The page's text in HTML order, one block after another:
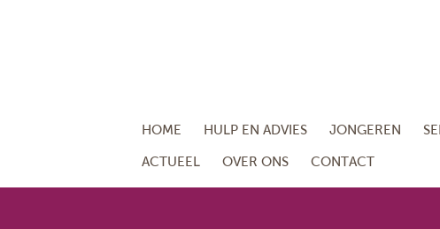
HOME HULP EN ADVIES JONGEREN
ACTUEEL OVER ONS CONTACT